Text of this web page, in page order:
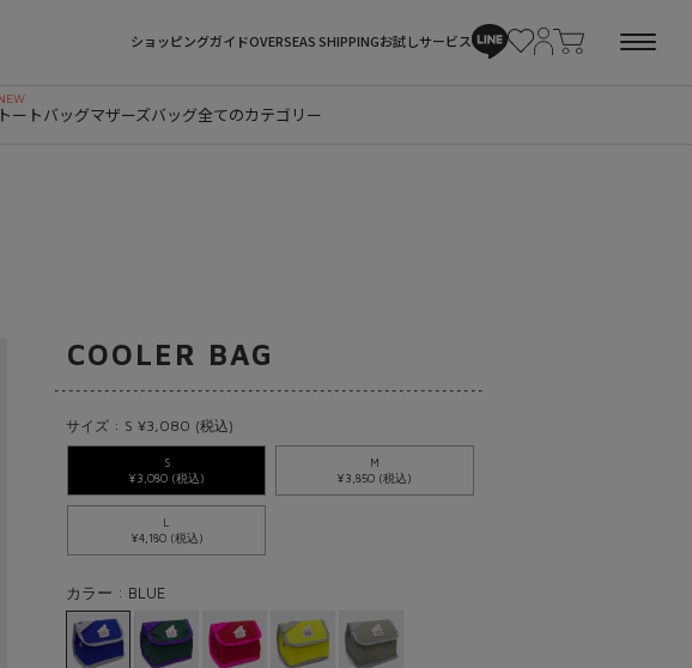
ショッピングガイドOVERSEAS SHIPPINGお試しサービス
トートバッグマザーズバッグ全てのカテゴリー
COOLER BAG
サイズ : S ¥3,080 (税込)
S
¥3,080 (税込)
M
¥3,850 (税込)
L
¥4,180 (税込)
カラー : BLUE